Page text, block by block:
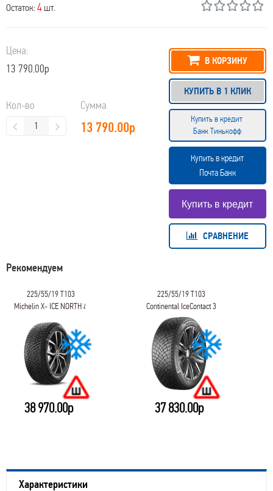
Остаток: 4шт.
Цена:
13 790.00р
Кол-во Сумма
13 790.00р
В КОРЗИНУ
КУПИТЬ В 1 КЛИК
Купить в кредит
Банк Тинькофф
Купить в кредит
Почта Банк
СРАВНЕНИЕ
Рекомендуем
225/55/19 T103
Michelin X- ICE NORTH 4
38 970.00р
225/55/19 T103
Continental IceContact 3
37 830.00р
Характеристики